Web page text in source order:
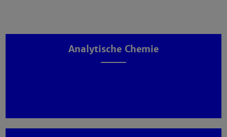
Analytische Chemie